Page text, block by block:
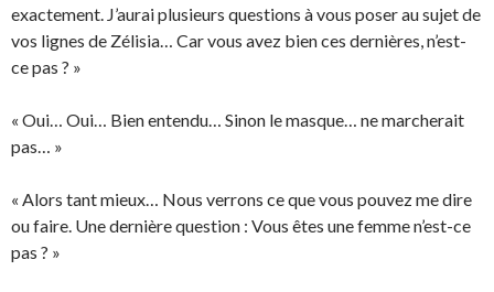
exactement. J’aurai plusieurs questions à vous poser au sujet de
vos lignes de Zélisia… Car vous avez bien ces dernières, n’est-
ce pas ? »
« Oui… Oui… Bien entendu… Sinon le masque… ne marcherait
pas… »
« Alors tant mieux… Nous verrons ce que vous pouvez me dire
ou faire. Une dernière question : Vous êtes une femme n’est-ce
pas ? »